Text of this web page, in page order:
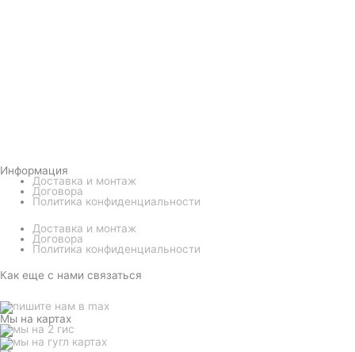
Информация
Доставка и монтаж
Договора
Политика конфиденциальности
Доставка и монтаж
Договора
Политика конфиденциальности
Как еще с нами связаться
Мы на картах